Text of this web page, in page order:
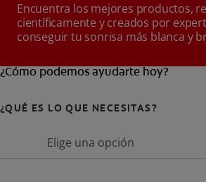
Encuentra los mejores productos,
científicamente y creados por
conseguir tu sonrisa más blanca y
¿Cómo podemos ayudarte hoy?
¿QUÉ ES LO QUE NECESITAS?
Elige una opción